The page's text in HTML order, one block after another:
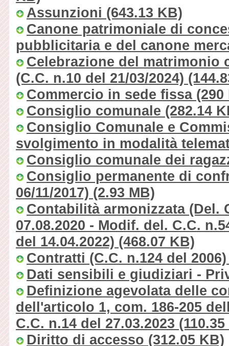
Assunzioni (643.13 KB)
Canone patrimoniale di
pubblicitaria e del canone
Celebrazione del
(C.C. n.10 del 21/03/2024)
Commercio in sede fissa(290
Consiglio comunale (282.14
Consiglio Comunale e
svolgimento in modalità
Consiglio comunale dei
Consiglio permanente di
06/11/2017) (2.93 MB)
Contabilità armonizzata (Del.
07.08.2020 - Modif. del. C.C.
del 14.04.2022) (468.07 KB)
Contratti (C.C. n.124 del 2006)
Dati sensibili e giudiziari -
Definizione agevolata delle
dell'articolo 1, com. 186-205
C.C. n.14 del 27.03.2023
Diritto di accesso (312.05 KB)